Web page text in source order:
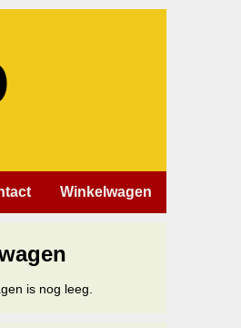
Winkelwagen
is nog leeg.